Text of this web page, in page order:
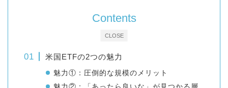
CLOSE
Contents
米国ETFの2つの魅力
魅力①：圧倒的な規模のメリット